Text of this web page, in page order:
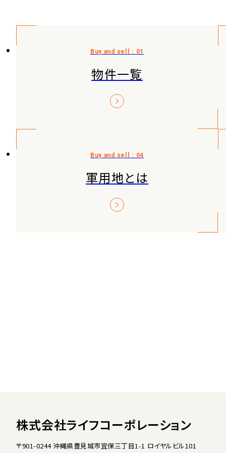
物件一覧
軍用地とは
株式会社ライフコーポレーション
〒901-0244 沖縄県豊見城市宜保三丁目1-1 ロイヤルビル101